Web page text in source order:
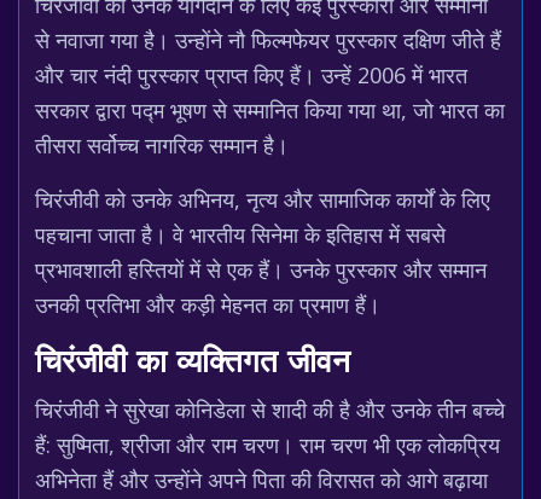
से नवाजा गया है। उन्होंने नौ फिल्मफेयर पुरस्कार दक्षिण जीते हैं
और चार नंदी पुरस्कार प्राप्त किए हैं। उन्हें 2006 में भारत
सरकार द्वारा पद्म भूषण से सम्मानित किया गया था, जो भारत का
तीसरा सर्वोच्च नागरिक सम्मान है।
चिरंजीवी को उनके अभिनय, नृत्य और सामाजिक कार्यों के लिए
पहचाना जाता है। वे भारतीय सिनेमा के इतिहास में सबसे
प्रभावशाली हस्तियों में से एक हैं। उनके पुरस्कार और सम्मान
उनकी प्रतिभा और कड़ी मेहनत का प्रमाण हैं।
चिरंजीवी का व्यक्तिगत जीवन
चिरंजीवी ने सुरेखा कोनिडेला से शादी की है और उनके तीन बच्चे
हैं: सुष्मिता, श्रीजा और राम चरण। राम चरण भी एक लोकप्रिय
अभिनेता हैं और उन्होंने अपने पिता की विरासत को आगे बढ़ाया